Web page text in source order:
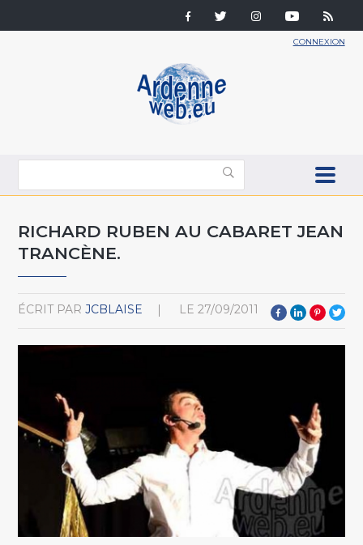
CONNEXION
RICHARD RUBEN AU CABARET JEAN
TRANCÈNE.
ÉCRIT PAR JCBLAISE LE 27/09/2011